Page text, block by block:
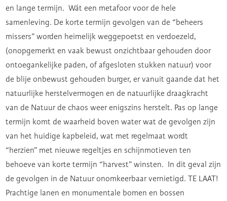
en lange termijn. Wát een metafoor voor de hele
samenleving. De korte termijn gevolgen van de “beheers
missers” worden heimelijk weggepoetst en verdoezeld,
(onopgemerkt en vaak bewust onzichtbaar gehouden door
ontoegankelijke paden, of afgesloten stukken natuur) voor
de blije onbewust gehouden burger, er vanuit gaande dat het
natuurlijke herstelvermogen en de natuurlijke draagkracht
van de Natuur de chaos weer enigszins herstelt. Pas op lange
termijn komt de waarheid boven water wat de gevolgen zijn
van het huidige kapbeleid, wat met regelmaat wordt
“herzien” met nieuwe regeltjes en schijnmotieven ten
behoeve van korte termijn “harvest” winsten. In dit geval zijn
de gevolgen in de Natuur onomkeerbaar vernietigd. TE LAAT!
Prachtige lanen en monumentale bomen en bossen